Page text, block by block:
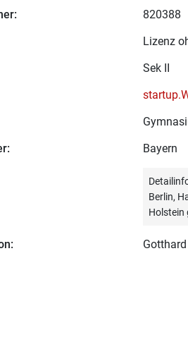
820388
Lizenz
Sek II
Bayern
Berlin,
Holstein